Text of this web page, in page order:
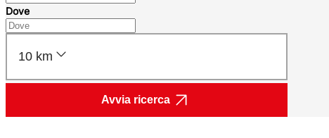
Dove
10 km
Avvia ricerca